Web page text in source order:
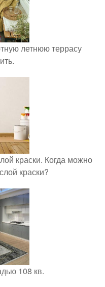
летнюю террасу
краски. Когда можно
краски?
108 кв.